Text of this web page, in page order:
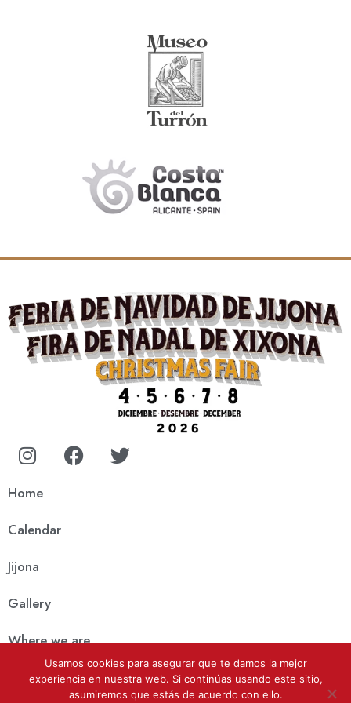
Home
Calendar
Jijona
Gallery
Where we are
News
Usamos cookies para asegurar que te damos la mejor
experiencia en nuestra web. Si continúas usando este sitio,
asumiremos que estás de acuerdo con ello.